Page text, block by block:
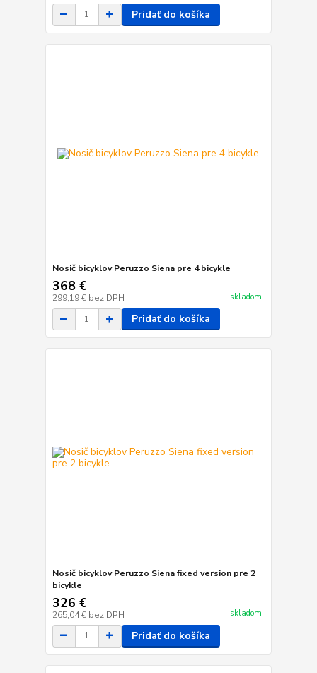
Pridať do košíka
Nosič bicyklov Peruzzo Siena pre 4 bicykle
368 €
299,19 € bez DPH skladom
Pridať do košíka
Nosič bicyklov Peruzzo Siena fixed version pre 2
bicykle
326 €
265,04 € bez DPH skladom
Pridať do košíka